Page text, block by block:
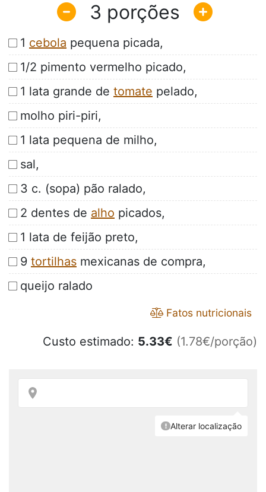
3
1 cebola pequena picada,
1/2 pimento vermelho picado,
1 lata grande de tomate pelado,
molho piri-piri,
1 lata pequena de milho,
sal,
3 c. (sopa) pão ralado,
2 dentes de alho picados,
1 lata de feijão preto,
9 tortilhas mexicanas de compra,
queijo ralado
Fatos nutricionais
Custo estimado: 5.33€ (1.78€/porção)